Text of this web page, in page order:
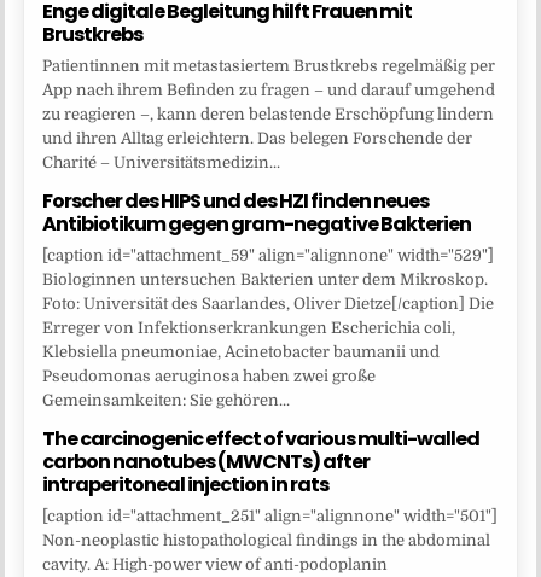
Enge digitale Begleitung hilft Frauen mit
Brustkrebs
Patientinnen mit metastasiertem Brustkrebs regelmäßig per
App nach ihrem Befinden zu fragen – und darauf umgehend
zu reagieren –, kann deren belastende Erschöpfung lindern
und ihren Alltag erleichtern. Das belegen Forschende der
Charité – Universitätsmedizin...
Forscher des HIPS und des HZI finden neues
Antibiotikum gegen gram-negative Bakterien
[caption id="attachment_59" align="alignnone" width="529"]
Biologinnen untersuchen Bakterien unter dem Mikroskop.
Foto: Universität des Saarlandes, Oliver Dietze[/caption] Die
Erreger von Infektionserkrankungen Escherichia coli,
Klebsiella pneumoniae, Acinetobacter baumanii und
Pseudomonas aeruginosa haben zwei große
Gemeinsamkeiten: Sie gehören...
The carcinogenic effect of various multi-walled
carbon nanotubes (MWCNTs) after
intraperitoneal injection in rats
[caption id="attachment_251" align="alignnone" width="501"]
Non-neoplastic histopathological findings in the abdominal
cavity. A: High-power view of anti-podoplanin